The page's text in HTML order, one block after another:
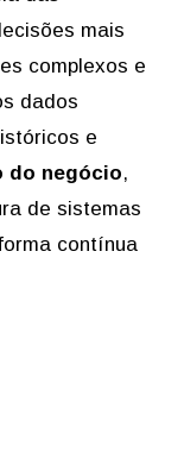
mais
complexos e
dados
e
do negócio,
de sistemas
contínua